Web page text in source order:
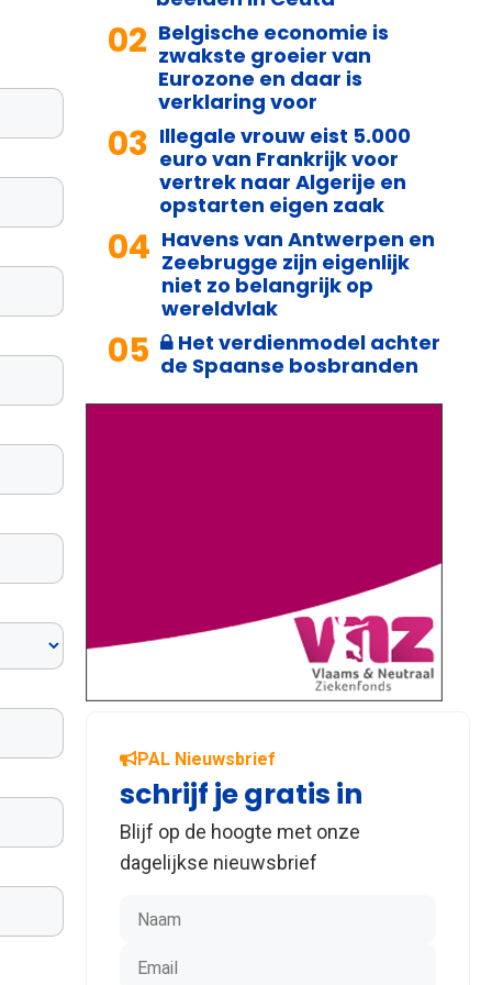
02 Belgische economie is
zwakste groeier van
Eurozone en daar is
verklaring voor
03 Illegale vrouw eist 5.000
euro van Frankrijk voor
vertrek naar Algerije en
opstarten eigen zaak
04 Havens van Antwerpen en
Zeebrugge zijn eigenlijk
niet zo belangrijk op
wereldvlak
05
Het verdienmodel achter
de Spaanse bosbranden
PAL Nieuwsbrief
schrijf je gratis in
Blijf op de hoogte met onze
dagelijkse nieuwsbrief